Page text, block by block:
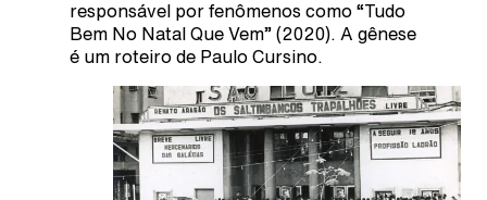
responsável por fenômenos como “Tudo
Bem No Natal Que Vem” (2020). A gênese
é um roteiro de Paulo Cursino.